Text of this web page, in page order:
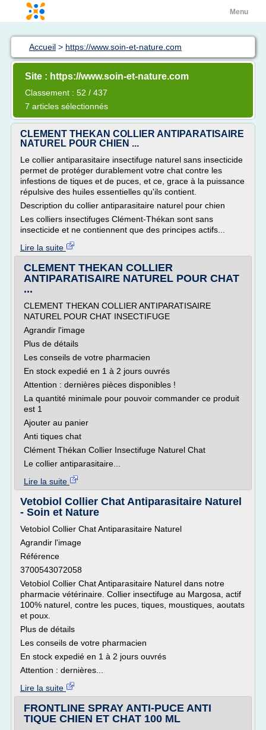
Menu
Accueil > https://www.soin-et-nature.com
Site : https://www.soin-et-nature.com
Classement : 52 / 437
7 articles sélectionnés
CLEMENT THEKAN COLLIER ANTIPARATISAIRE
NATUREL POUR CHIEN ...
Le collier antiparasitaire insectifuge naturel sans insecticide
permet de protéger durablement votre chat contre les
infestions de tiques et de puces, et ce, grace à la puissance
répulsive des huiles essentielles qu'ils contient.
Description du collier antiparasitaire naturel pour chien
Les colliers insectifuges Clément-Thékan sont sans
insecticide et ne contiennent que des principes actifs...
Lire la suite
CLEMENT THEKAN COLLIER
ANTIPARATISAIRE NATUREL POUR CHAT
...
CLEMENT THEKAN COLLIER ANTIPARATISAIRE
NATUREL POUR CHAT INSECTIFUGE
Agrandir l'image
Plus de détails
Les conseils de votre pharmacien
En stock expedié en 1 à 2 jours ouvrés
Attention : dernières pièces disponibles !
La quantité minimale pour pouvoir commander ce produit
est 1
Ajouter au panier
Anti tiques chat
Clément Thékan Collier Insectifuge Naturel Chat
Le collier antiparasitaire...
Lire la suite
Vetobiol Collier Chat Antiparasitaire Naturel
- Soin et Nature
Vetobiol Collier Chat Antiparasitaire Naturel
Agrandir l'image
Référence
3700543072058
Vetobiol Collier Chat Antiparasitaire Naturel dans notre
pharmacie vétérinaire. Collier insectifuge au Margosa, actif
100% naturel, contre les puces, tiques, moustiques, aoutats
et poux.
Plus de détails
Les conseils de votre pharmacien
En stock expedié en 1 à 2 jours ouvrés
Attention : dernières...
Lire la suite
FRONTLINE SPRAY ANTI-PUCE ANTI
TIQUE CHIEN ET CHAT 100 ML